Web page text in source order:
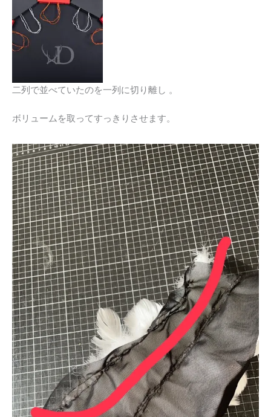
二列で並べていたのを一列に切り離し 。
ボリュームを取ってすっきりさせます。